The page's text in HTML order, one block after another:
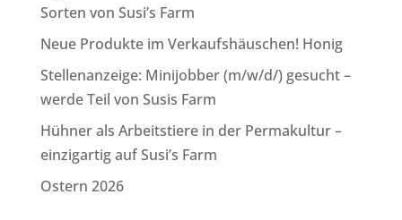
Sorten von Susi’s Farm
Neue Produkte im Verkaufshäuschen! Honig
Stellenanzeige: Minijobber (m/w/d/) gesucht –
werde Teil von Susis Farm
Hühner als Arbeitstiere in der Permakultur –
einzigartig auf Susi’s Farm
Ostern 2026